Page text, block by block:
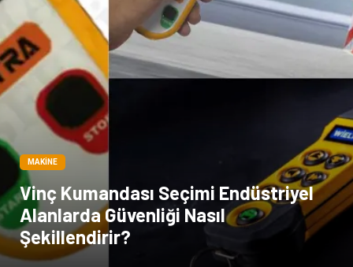
MAKINE
Vinç Kumandası Seçimi Endüstriyel
Alanlarda Güvenliği Nasıl
Şekillendirir?